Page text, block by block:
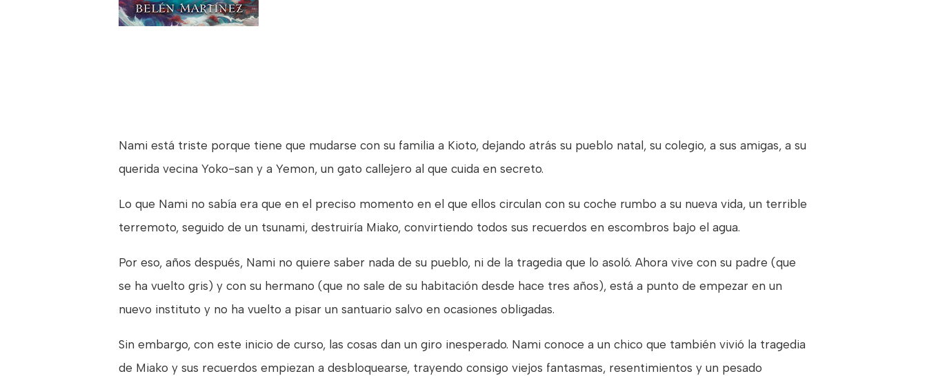
Nami está triste porque tiene que mudarse con su familia a Kioto, dejando atrás su pueblo natal, su colegio, a sus amigas, a su
querida vecina Yoko-san y a Yemon, un gato callejero al que cuida en secreto.
Lo que Nami no sabía era que en el preciso momento en el que ellos circulan con su coche rumbo a su nueva vida, un terrible
terremoto, seguido de un tsunami, destruiría Miako, convirtiendo todos sus recuerdos en escombros bajo el agua.
Por eso, años después, Nami no quiere saber nada de su pueblo, ni de la tragedia que lo asoló. Ahora vive con su padre (que
se ha vuelto gris) y con su hermano (que no sale de su habitación desde hace tres años), está a punto de empezar en un
nuevo instituto y no ha vuelto a pisar un santuario salvo en ocasiones obligadas.
Sin embargo, con este inicio de curso, las cosas dan un giro inesperado. Nami conoce a un chico que también vivió la tragedia
de Miako y sus recuerdos empiezan a desbloquearse, trayendo consigo viejos fantasmas, resentimientos y un pesado